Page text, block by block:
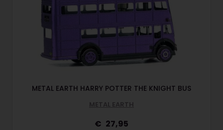
METAL EARTH HARRY POTTER THE KNIGHT BUS
METAL EARTH
27,95